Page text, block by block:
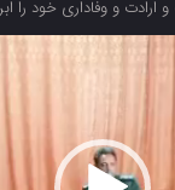
و وفاداری خود را